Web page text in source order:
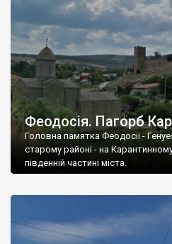
Феодосія. Пагорб
Головна памятка Феодосії -
старому районі - на
південній частині міста.